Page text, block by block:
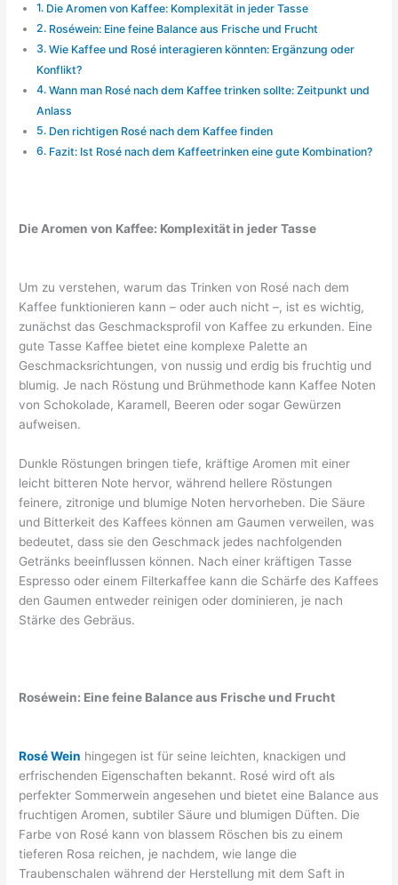
Die Aromen von Kaffee: Komplexität in jeder Tasse
Roséwein: Eine feine Balance aus Frische und Frucht
Wie Kaffee und Rosé interagieren könnten: Ergänzung oder
Konflikt?
Wann man Rosé nach dem Kaffee trinken sollte: Zeitpunkt und
Anlass
Den richtigen Rosé nach dem Kaffee finden
Fazit: Ist Rosé nach dem Kaffeetrinken eine gute Kombination?
Die Aromen von Kaffee: Komplexität in jeder Tasse
Um zu verstehen, warum das Trinken von Rosé nach dem
Kaffee funktionieren kann – oder auch nicht –, ist es wichtig,
zunächst das Geschmacksprofil von Kaffee zu erkunden. Eine
gute Tasse Kaffee bietet eine komplexe Palette an
Geschmacksrichtungen, von nussig und erdig bis fruchtig und
blumig. Je nach Röstung und Brühmethode kann Kaffee Noten
von Schokolade, Karamell, Beeren oder sogar Gewürzen
aufweisen.
Dunkle Röstungen bringen tiefe, kräftige Aromen mit einer
leicht bitteren Note hervor, während hellere Röstungen
feinere, zitronige und blumige Noten hervorheben. Die Säure
und Bitterkeit des Kaffees können am Gaumen verweilen, was
bedeutet, dass sie den Geschmack jedes nachfolgenden
Getränks beeinflussen können. Nach einer kräftigen Tasse
Espresso oder einem Filterkaffee kann die Schärfe des Kaffees
den Gaumen entweder reinigen oder dominieren, je nach
Stärke des Gebräus.
Roséwein: Eine feine Balance aus Frische und Frucht
Rosé Wein hingegen ist für seine leichten, knackigen und
erfrischenden Eigenschaften bekannt. Rosé wird oft als
perfekter Sommerwein angesehen und bietet eine Balance aus
fruchtigen Aromen, subtiler Säure und blumigen Düften. Die
Farbe von Rosé kann von blassem Röschen bis zu einem
tieferen Rosa reichen, je nachdem, wie lange die
Traubenschalen während der Herstellung mit dem Saft in